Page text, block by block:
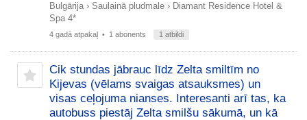
Bulgārija › Saulainā pludmale › Diamant Residence Hotel &
Spa 4*
4 gadā atpakaļ • 1 abonents 1 atbildi
Cik stundas jābrauc līdz Zelta smiltīm no
Kijevas (vēlams svaigas atsauksmes) un
visas ceļojuma nianses. Interesanti arī tas, ka
autobuss piestāj Zelta smilšu sākumā, un kā